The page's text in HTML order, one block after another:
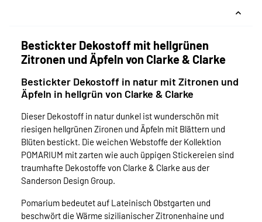
Bestickter Dekostoff mit hellgrünen
Zitronen und Äpfeln von Clarke & Clarke
Bestickter Dekostoff in natur mit Zitronen und
Äpfeln in hellgrün von Clarke & Clarke
Dieser Dekostoff in natur dunkel ist wunderschön mit
riesigen hellgrünen Zironen und Äpfeln mit Blättern und
Blüten bestickt. Die weichen Webstoffe der Kollektion
POMARIUM mit zarten wie auch üppigen Stickereien sind
traumhafte Dekostoffe von Clarke & Clarke aus der
Sanderson Design Group.
Pomarium bedeutet auf Lateinisch Obstgarten und
beschwört die Wärme sizilianischer Zitronenhaine und